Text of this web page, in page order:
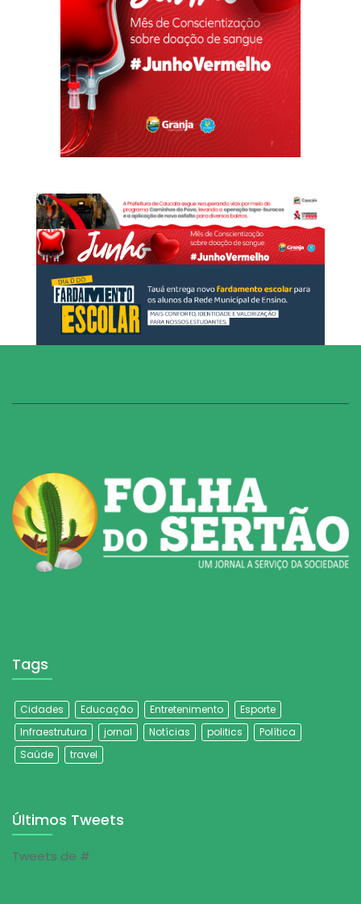
Tags
Cidades Educação Entretenimento
Esporte
Infraestrutura
jornal Notícias politics
Política
Saúde
travel
Últimos Tweets
Tweets de #